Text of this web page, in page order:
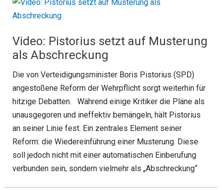
Video: Pistorius setzt auf Musterung
als Abschreckung
Die von Verteidigungsminister Boris Pistorius (SPD)
angestoßene Reform der Wehrpflicht sorgt weiterhin für
hitzige Debatten. Während einige Kritiker die Pläne als
unausgegoren und ineffektiv bemängeln, hält Pistorius
an seiner Linie fest. Ein zentrales Element seiner
Reform: die Wiedereinführung einer Musterung. Diese
soll jedoch nicht mit einer automatischen Einberufung
verbunden sein, sondern vielmehr als „Abschreckung“